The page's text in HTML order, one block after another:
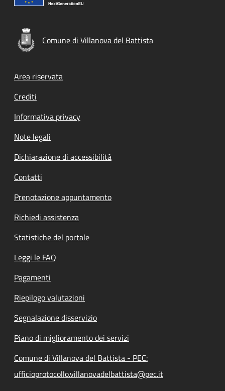
Comune di Villanova del Battista
Footer menu
Area riservata
Crediti
Informativa privacy
Note legali
Dichiarazione di accessibilità
Contatti
Prenotazione appuntamento
Richiedi assistenza
Statistiche del portale
Leggi le FAQ
Pagamenti
Riepilogo valutazioni
Segnalazione disservizio
Piano di miglioramento dei servizi
Comune di Villanova del Battista - PEC:
ufficioprotocollo.villanovadelbattista@pec.it